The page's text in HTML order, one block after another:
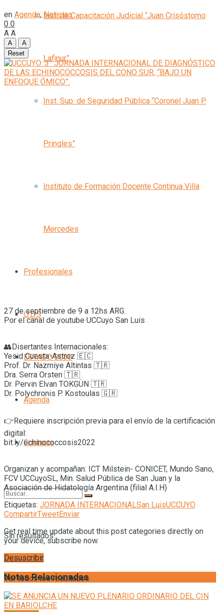
Inst. de Capacitación Judicial “Juan Crisóstomo
Lafinur”
Inst. Sup. de Seguridad Pública “Coronel Juan P.
Pringles”
Instituto de Formación Docente Continua Villa
Mercedes
Profesionales
O.D.S
ESTADO 2030
Agenda
Contacto
Sin resultados
Ver todos los resultados
en Agenda, Noticias
0 0
A A
A
A
Reset
27 de septiembre de 9 a 12hs ARG.
Por el canal de youtube UCCuyo San Luis
👥Disertantes Internacionales:
Yesid Cuesta-Astroz 🇪🇨
Prof. Dr. Nazmiye Altintas 🇹🇷
Dra. Serra Orsten 🇹🇷
Dr. Pervin Elvan TOKGÜN 🇹🇷
Dr. Polychronis P. Kostoulas 🇬🇷
👉Requiere inscripción previa para el envío de la certificación
digital:
bit.ly/echinococcosis2022
Organizan y acompañan: ICT Milstein- CONICET, Mundo Sano,
FCV UCCuyoSL, Min. Salud Pública de San Juan y la
Asociación de Hidatología Argentina (filial A.I.H)
Etiquetas: JORNADA INTERNACIONALSan LuisUCCUYO
CompartirTweetEnviar
Get real time update about this post categories directly on
your device, subscribe now.
Desuscribir
Notas Relacionadas